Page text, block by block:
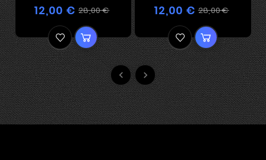
12,00 € 28,00 € 12,00 € 28,00 €
 